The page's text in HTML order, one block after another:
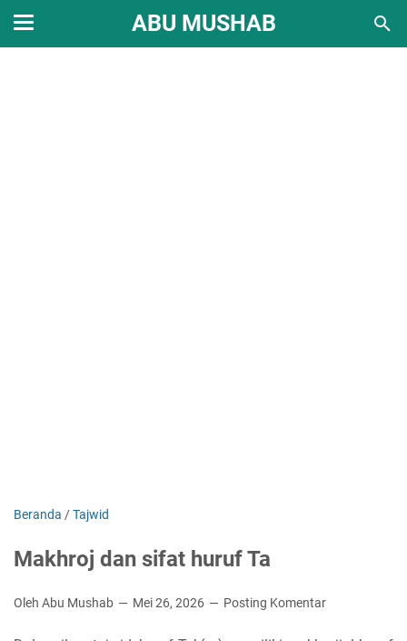
ABU MUSHAB
Beranda /Tajwid
Makhroj dan sifat huruf Ta
Oleh Abu Mushab Mei 26, 2026 Posting Komentar